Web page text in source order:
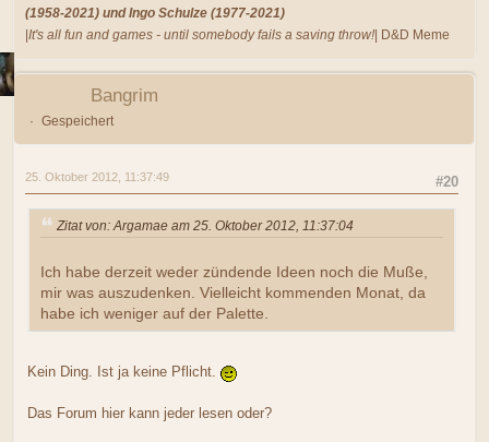
(1958-2021) und Ingo Schulze (1977-2021)
|It's all fun and games - until somebody fails a saving throw!| D&D Meme
Bangrim
Gespeichert
#20
25. Oktober 2012, 11:37:49
Zitat von: Argamae am 25. Oktober 2012, 11:37:04
Ich habe derzeit weder zündende Ideen noch die Muße,
mir was auszudenken. Vielleicht kommenden Monat, da
habe ich weniger auf der Palette.
Kein Ding. Ist ja keine Pflicht.
Das Forum hier kann jeder lesen oder?